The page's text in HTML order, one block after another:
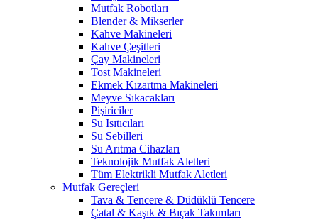
Mutfak Robotları
Blender & Mikserler
Kahve Makineleri
Kahve Çeşitleri
Çay Makineleri
Tost Makineleri
Ekmek Kızartma Makineleri
Meyve Sıkacakları
Pişiriciler
Su Isıtıcıları
Su Sebilleri
Su Arıtma Cihazları
Teknolojik Mutfak Aletleri
Tüm Elektrikli Mutfak Aletleri
Mutfak Gereçleri
Tava & Tencere & Düdüklü Tencere
Çatal & Kaşık & Bıçak Takımları